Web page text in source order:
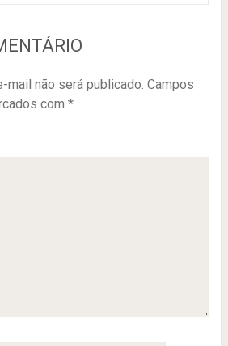
mail não será publicado. Campos
com *